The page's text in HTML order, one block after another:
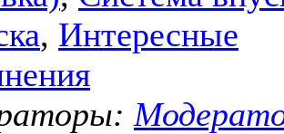
, Интересные